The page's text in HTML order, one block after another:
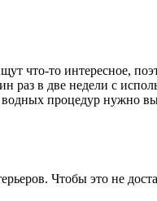
что-то интересное,
раз в две недели с
водных процедур нужно
Чтобы это не